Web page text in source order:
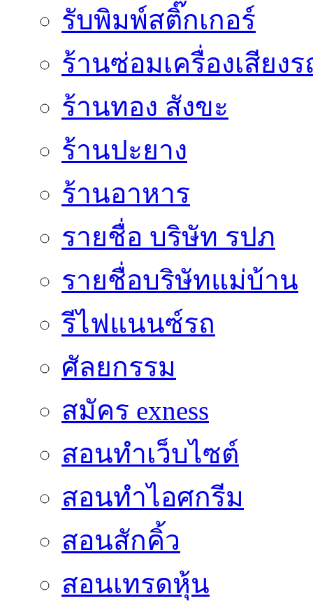
รับพิมพ์สติ๊กเกอร์
ร้านซ่อมเครื่องเสียง
ร้านทอง สังขะ
ร้านปะยาง
ร้านอาหาร
รายชื่อ บริษัท รปภ
รายชื่อบริษัทแม่บ้าน
รีไฟแนนซ์รถ
ศัลยกรรม
สมัคร exness
สอนทำเว็บไซต์
สอนทำไอศกรีม
สอนสักคิ้ว
สอนเทรดหุ้น